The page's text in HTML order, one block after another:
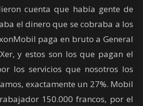
cuenta que había gente de
el dinero que se cobraba a los
paga en bruto a General
y estos son los que pagan el
los servicios que nosotros los
exactamente un 27%. Mobil
150.000 francos, por el